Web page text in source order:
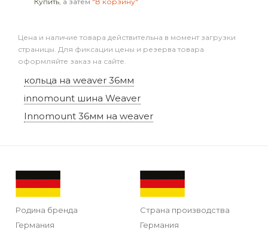
Цена и наличие товара действительна в момент загрузки
страницы. Для фиксации цены и резерва товара
оформляйте заказ на сайте.
кольца на weaver 36мм
innomount шина Weaver
Innomount 36мм на weaver
Родина бренда
Германия
Страна производства
Германия